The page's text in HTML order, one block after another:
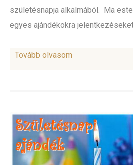
születésnapja alkalmából. Ma
egyes ajándékokra
Tovább olvasom